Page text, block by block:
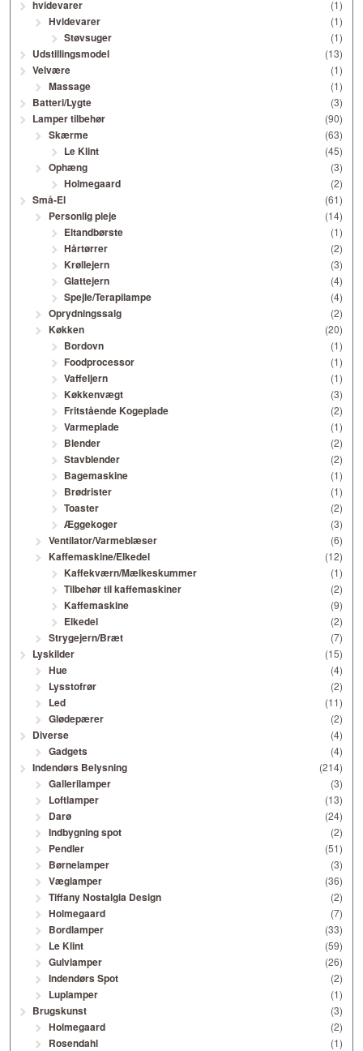
hvidevarer (1)
Hvidevarer (1)
Støvsuger (1)
Udstillingsmodel (13)
Velvære (1)
Massage (1)
Batteri/Lygte (3)
Lamper tilbehør (90)
Skærme (63)
Le Klint (45)
Ophæng (3)
Holmegaard (2)
Små-El (61)
Personlig pleje (14)
Eltandbørste (1)
Hårtørrer (2)
Krøllejern (3)
Glattejern (4)
Spejle/Terapilampe (4)
Oprydningssalg (2)
Køkken (20)
Bordovn (1)
Foodprocessor (1)
Vaffeljern (1)
Køkkenvægt (3)
Fritstående Kogeplade (2)
Varmeplade (1)
Blender (2)
Stavblender (2)
Bagemaskine (1)
Brødrister (1)
Toaster (2)
Æggekoger (3)
Ventilator/Varmeblæser (6)
Kaffemaskine/Elkedel (12)
Kaffekværn/Mælkeskummer (1)
Tilbehør til kaffemaskiner (2)
Kaffemaskine (9)
Elkedel (2)
Strygejern/Bræt (7)
Lyskilder (15)
Hue (4)
Lysstofrør (2)
Led (11)
Glødepærer (2)
Diverse (4)
Gadgets (4)
Indendørs Belysning (214)
Gallerilamper (3)
Loftlamper (13)
Darø (24)
Indbygning spot (2)
Pendler (51)
Børnelamper (3)
Væglamper (36)
Tiffany Nostalgia Design (2)
Holmegaard (7)
Bordlamper (33)
Le Klint (59)
Gulvlamper (26)
Indendørs Spot (2)
Luplamper (1)
Brugskunst (3)
Holmegaard (2)
Rosendahl (1)